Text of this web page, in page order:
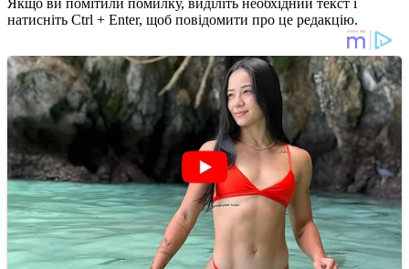
натисніть Ctrl + Enter, щоб повідомити про це редакцію.